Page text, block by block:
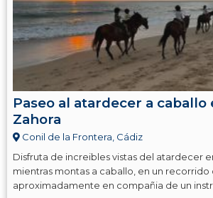
Paseo al atardecer a caballo
Zahora
Conil de la Frontera, Cádiz
Disfruta de increibles vistas del atardecer
mientras montas a caballo, en un recorrido
aproximadamente en compañia de un